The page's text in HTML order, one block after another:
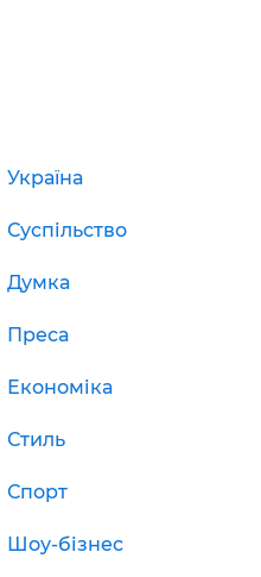
Україна
Суспільство
Думка
Преса
Економіка
Стиль
Спорт
Шоу-бізнес